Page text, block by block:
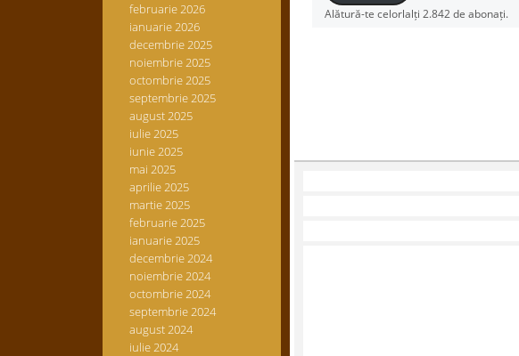
februarie 2026
ianuarie 2026
decembrie 2025
noiembrie 2025
octombrie 2025
septembrie 2025
august 2025
iulie 2025
iunie 2025
mai 2025
aprilie 2025
martie 2025
februarie 2025
ianuarie 2025
decembrie 2024
noiembrie 2024
octombrie 2024
septembrie 2024
august 2024
iulie 2024
Alătură-te celorlalți 2.842 de abonați.